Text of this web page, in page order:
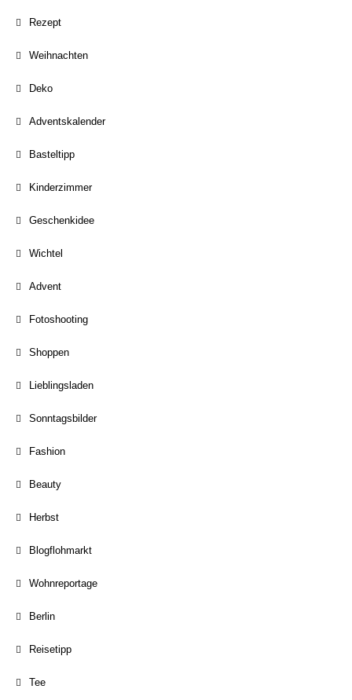
Rezept
Weihnachten
Deko
Adventskalender
Basteltipp
Kinderzimmer
Geschenkidee
Wichtel
Advent
Fotoshooting
Shoppen
Lieblingsladen
Sonntagsbilder
Fashion
Beauty
Herbst
Blogflohmarkt
Wohnreportage
Berlin
Reisetipp
Tee